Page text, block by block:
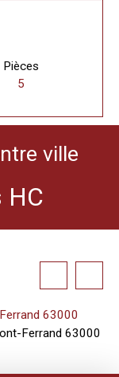
Pièces
5
ville
HC
63000
Ferrand 63000